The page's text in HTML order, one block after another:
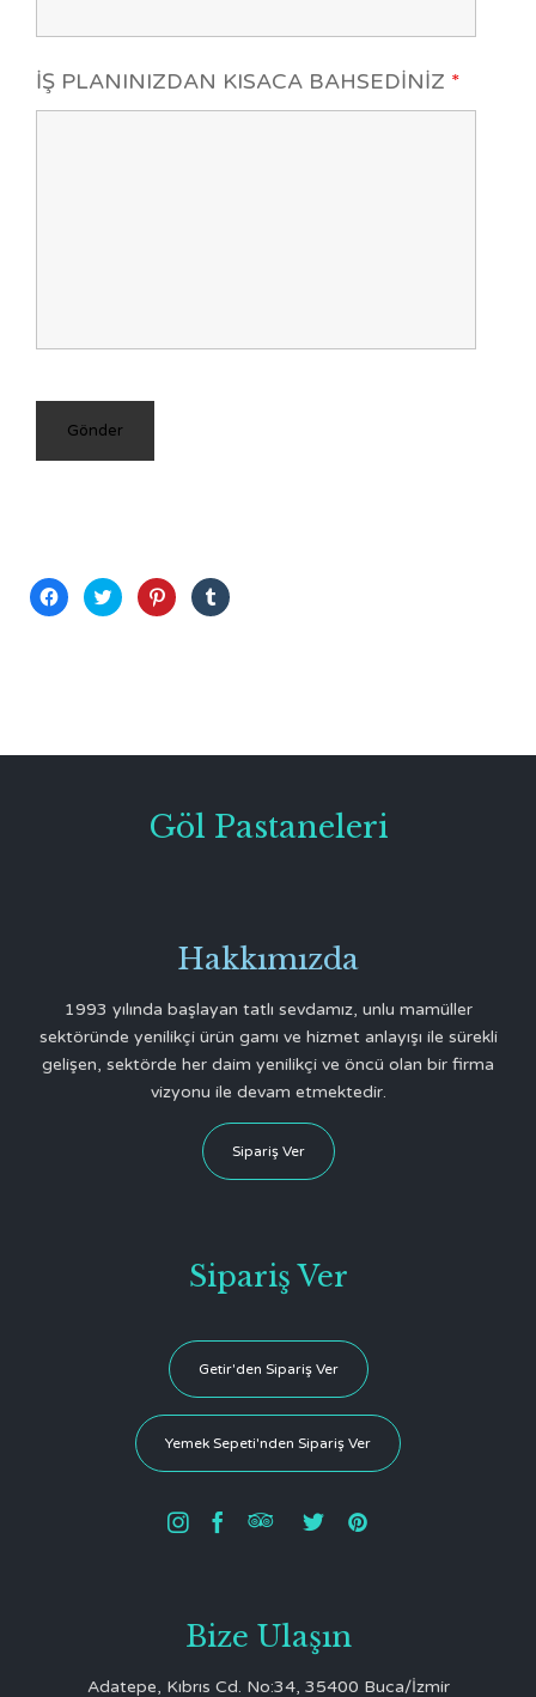
İŞ PLANINIZDAN KISACA BAHSEDINIZ *
Facebook'ta
paylaşmak
Twitter
üzerinde
Pinterest'te
paylaşmak
Tumblr'da
paylaşmak
Göl Pastaneleri
Hakkımızda
1993 yılında başlayan tatlı sevdamız, unlu mamüller
sektöründe yenilikçi ürün gamı ve hizmet anlayışı ile sürekli
gelişen, sektörde her daim yenilikçi ve öncü olan bir firma
vizyonu ile devam etmektedir.
Sipariş Ver
Sipariş Ver
Getir'den Sipariş Ver
Yemek Sepeti'nden Sipariş Ver
    
Bize Ulaşın
Adatepe, Kıbrıs Cd. No:34, 35400 Buca/İzmir